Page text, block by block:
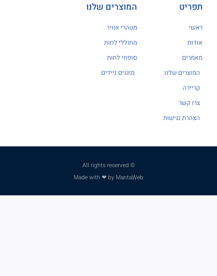
תפריט
ראשי
אודות
מאמרים
המוצרים שלנו
קריירה
צרו קשר
הצהרת נגישות
המוצרים שלנו
מטהרי אוויר
מחוללי לחות
סופחי לחות
מזגנים ניידים
© All rights reserved
Made with ❤ by MantaWeb